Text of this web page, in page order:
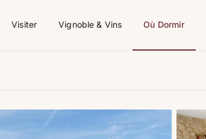
Visiter Vignoble & Vins Où Dormir